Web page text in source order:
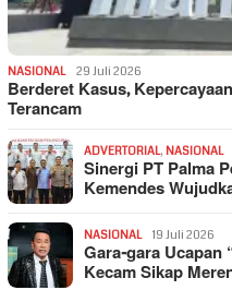
NASIONAL 29 Juli 2026
Berderet Kasus,
Terancam
ADVERTORIAL, NASIONAL
Sinergi PT Palma
Kemendes
NASIONAL 19 Juli 2026
Gara-gara Ucapan
Kecam Sikap